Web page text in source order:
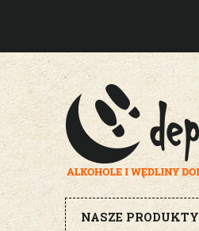
NASZE PRODUKTY